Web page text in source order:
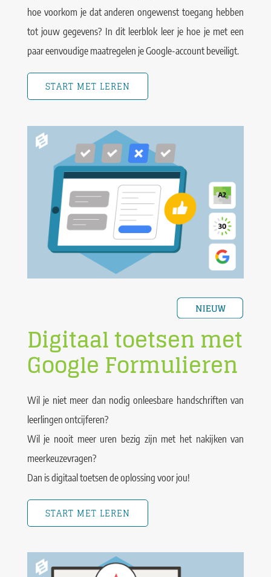
hoe voorkom je dat anderen ongewenst toegang hebben
tot jouw gegevens? In dit leerblok leer je hoe je met een
paar eenvoudige maatregelen je Google-account beveiligt.
START MET LEREN
Digitaal toetsen met
Google Formulieren
Wil je niet meer dan nodig onleesbare handschriften van
leerlingen ontcijferen?
Wil je nooit meer uren bezig zijn met het nakijken van
meerkeuzevragen?
Dan is digitaal toetsen de oplossing voor jou!
START MET LEREN